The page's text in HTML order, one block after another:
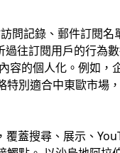
問記錄、郵件訂閱
往訂閱用戶的行為
容的個人化。例如，
別適合中東歐市場
蓋搜尋、展示、